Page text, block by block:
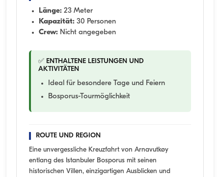
Länge: 23 Meter
Kapazität: 30 Personen
Crew: Nicht angegeben
✅ ENTHALTENE LEISTUNGEN UND
AKTIVITÄTEN
Ideal für besondere Tage und Feiern
Bosporus-Tourmöglichkeit
ROUTE UND REGION
Eine unvergessliche Kreuzfahrt von Arnavutkøy
entlang des Istanbuler Bosporus mit seinen
historischen Villen, einzigartigen Ausblicken und